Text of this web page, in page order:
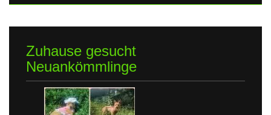
Zuhause gesucht
Neuankömmlinge